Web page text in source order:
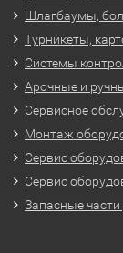
Шлагбаумы,
Турникеты,
Системы
Арочные и
Сервисное
Монтаж
Сервис
Сервис
Запасные части